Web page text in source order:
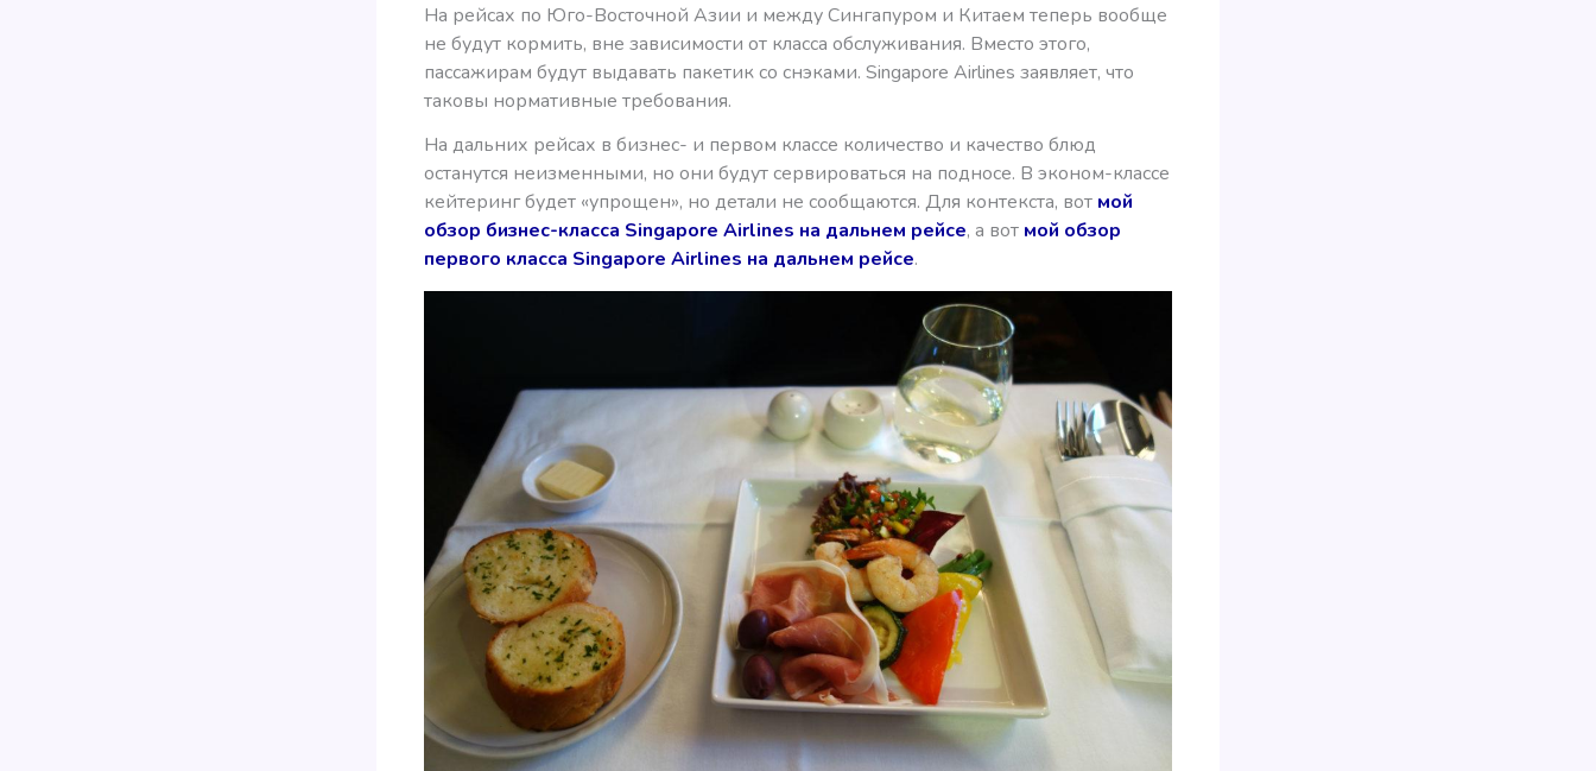
На рейсах по Юго-Восточной Азии и между Сингапуром и Китаем теперь вообще
не будут кормить, вне зависимости от класса обслуживания. Вместо этого,
пассажирам будут выдавать пакетик со снэками. Singapore Airlines заявляет, что
таковы нормативные требования.
На дальних рейсах в бизнес- и первом классе количество и качество блюд
останутся неизменными, но они будут сервироваться на подносе. В эконом-классе
кейтеринг будет «упрощен», но детали не сообщаются. Для контекста, вот мой
обзор бизнес-класса Singapore Airlines на дальнем рейсе, а вот мой обзор
первого класса Singapore Airlines на дальнем рейсе.